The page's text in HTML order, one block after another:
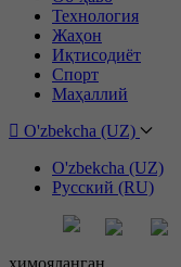
Технология
Жаҳон
Иқтисодиёт
Спорт
Маҳаллий
O'zbekcha (UZ)
O'zbekcha (UZ)
Русский (RU)
ҳимояланган.